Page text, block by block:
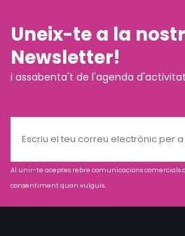
Uneix-te a la
Newsletter!
i assabenta't de l'agenda
Al unir-te aceptes rebre comunicacions comercials
consentiment quan vulguis.